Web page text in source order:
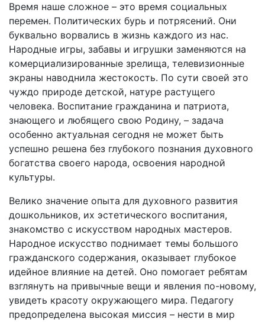
Время наше сложное – это время социальных
перемен. Политических бурь и потрясений. Они
буквально ворвались в жизнь каждого из нас.
Народные игры, забавы и игрушки заменяются на
комерциализированные зрелища, телевизионные
экраны наводнила жестокость. По сути своей это
чуждо природе детской, натуре растущего
человека. Воспитание гражданина и патриота,
знающего и любящего свою Родину, – задача
особенно актуальная сегодня не может быть
успешно решена без глубокого познания духовного
богатства своего народа, освоения народной
культуры.
Велико значение опыта для духовного развития
дошкольников, их эстетического воспитания,
знакомство с искусством народных мастеров.
Народное искусство поднимает темы большого
гражданского содержания, оказывает глубокое
идейное влияние на детей. Оно помогает ребятам
взглянуть на привычные вещи и явления по-новому,
увидеть красоту окружающего мира. Педагогу
предопределена высокая миссия – нести в мир